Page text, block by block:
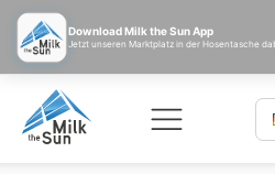
Download Milk the Sun App
Jetzt unseren Marktplatz in der Hosentasche